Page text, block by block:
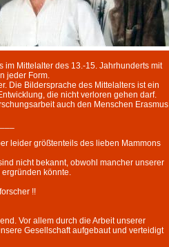
im Mittelalter des 13.-15. Jahrhunderts mit
jeder Form.
Die Bildersprache des Mittelalters ist ein
die nicht verloren gehen darf.
auch den Menschen Erasmus
leider größtenteils des lieben Mammons
nicht bekannt, obwohl mancher unserer
könnte.
!!
Vor allem durch die Arbeit unserer
Gesellschaft aufgebaut und verteidigt